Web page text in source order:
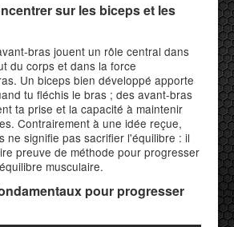
sur les biceps et les
bras jouent un rôle central dans
du corps et dans la force
Un biceps bien développé apporte
tu fléchis le bras ; des avant-bras
ta prise et la capacité à maintenir
Contrairement à une idée reçue,
ne signifie pas sacrifier l'équilibre : il
preuve de méthode pour progresser
musculaire.
pour progresser